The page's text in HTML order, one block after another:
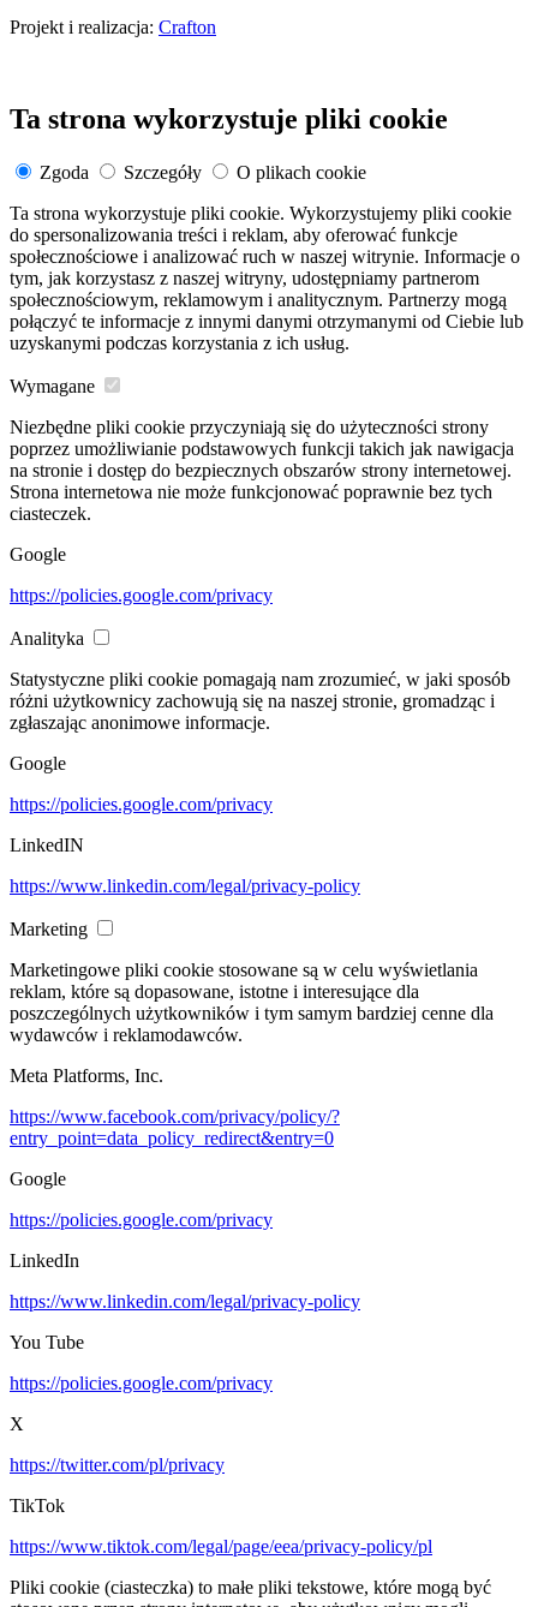
Projekt i realizacja: Crafton
Ta strona wykorzystuje pliki cookie
Zgoda Szczegóły
O plikach cookie
Ta strona wykorzystuje pliki cookie. Wykorzystujemy pliki cookie
do spersonalizowania treści i reklam, aby oferować funkcje
społecznościowe i analizować ruch w naszej witrynie. Informacje o
tym, jak korzystasz z naszej witryny, udostępniamy partnerom
społecznościowym, reklamowym i analitycznym. Partnerzy mogą
połączyć te informacje z innymi danymi otrzymanymi od Ciebie lub
uzyskanymi podczas korzystania z ich usług.
Wymagane
Niezbędne pliki cookie przyczyniają się do użyteczności strony
poprzez umożliwianie podstawowych funkcji takich jak nawigacja
na stronie i dostęp do bezpiecznych obszarów strony internetowej.
Strona internetowa nie może funkcjonować poprawnie bez tych
ciasteczek.
Google
https://policies.google.com/privacy
Analityka
Statystyczne pliki cookie pomagają nam zrozumieć, w jaki sposób
różni użytkownicy zachowują się na naszej stronie, gromadząc i
zgłaszając anonimowe informacje.
Google
https://policies.google.com/privacy
LinkedIN
https://www.linkedin.com/legal/privacy-policy
Marketing
Marketingowe pliki cookie stosowane są w celu wyświetlania
reklam, które są dopasowane, istotne i interesujące dla
poszczególnych użytkowników i tym samym bardziej cenne dla
wydawców i reklamodawców.
Meta Platforms, Inc.
https://www.facebook.com/privacy/policy/?
entry_point=data_policy_redirect&entry=0
Google
https://policies.google.com/privacy
LinkedIn
https://www.linkedin.com/legal/privacy-policy
You Tube
https://policies.google.com/privacy
X
https://twitter.com/pl/privacy
TikTok
https://www.tiktok.com/legal/page/eea/privacy-policy/pl
Pliki cookie (ciasteczka) to małe pliki tekstowe, które mogą być